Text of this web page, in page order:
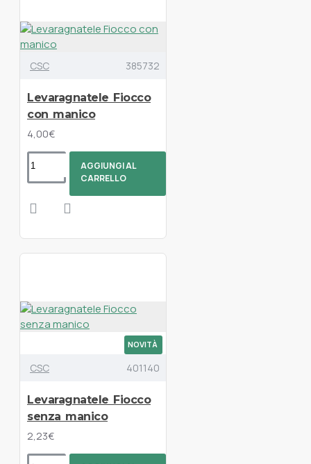
CSC 385732
Levaragnatele Fiocco
con manico
4,00€
AGGIUNGI AL
CARRELLO
NOVITÀ
CSC 401140
Levaragnatele Fiocco
senza manico
2,23€